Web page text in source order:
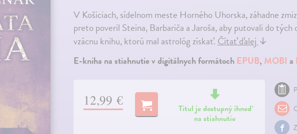
V Košiciach, sídelnom meste Horného Uhorska, záhadne
preto poveril Steina, Barbariča a Jaroša, aby putovali do
vzácnu knihu, ktorú mal astrológ získať.Čítať ďalej↓
E-kniha na stiahnutie v digitálnych formátochEPUB, MOBI a
12,99 €
Titul je dostupný ihneď
na stiahnutie